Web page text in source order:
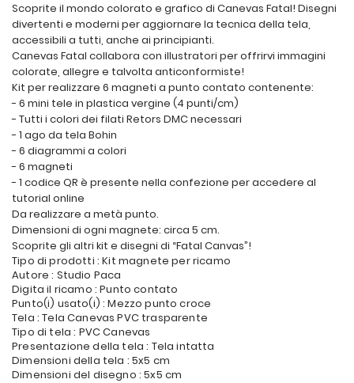
Scoprite il mondo colorato e grafico di Canevas Fatal! Disegni
divertenti e moderni per aggiornare la tecnica della tela,
accessibili a tutti, anche ai principianti.
Canevas Fatal collabora con illustratori per offrirvi immagini
colorate, allegre e talvolta anticonformiste!
Kit per realizzare 6 magneti a punto contato contenente:
- 6 mini tele in plastica vergine (4 punti/cm)
- Tutti i colori dei filati Retors DMC necessari
- 1 ago da tela Bohin
- 6 diagrammi a colori
- 6 magneti
- 1 codice QR è presente nella confezione per accedere al
tutorial online
Da realizzare a metà punto.
Dimensioni di ogni magnete: circa 5 cm.
Scoprite gli altri kit e disegni di “Fatal Canvas”!
Tipo di prodotti : Kit magnete per ricamo
Autore : Studio Paca
Digita il ricamo : Punto contato
Punto(i) usato(i) : Mezzo punto croce
Tela : Tela Canevas PVC trasparente
Tipo di tela : PVC Canevas
Presentazione della tela : Tela intatta
Dimensioni della tela : 5x5 cm
Dimensioni del disegno : 5x5 cm